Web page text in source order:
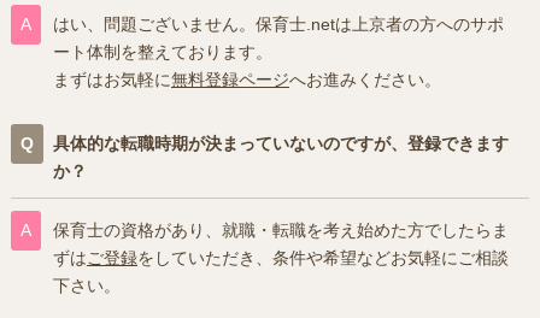
はい、問題ございません。保育士.netは上京者の方へのサポ
ート体制を整えております。
まずはお気軽に無料登録ページへお進みください。
具体的な転職時期が決まっていないのですが、登録できます
か？
保育士の資格があり、就職・転職を考え始めた方でしたらま
ずはご登録をしていただき、条件や希望などお気軽にご相談
下さい。